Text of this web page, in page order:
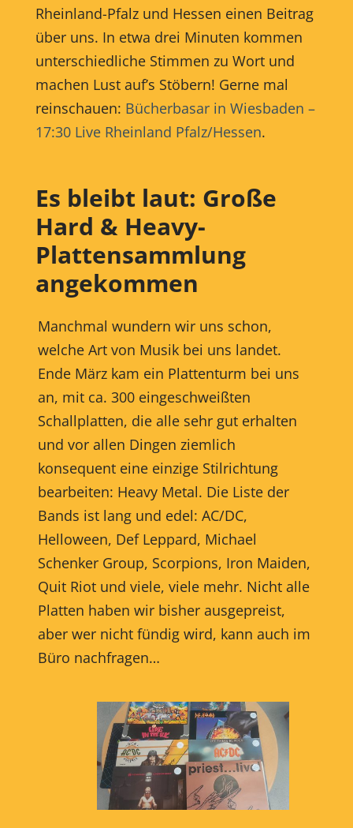
Rheinland-Pfalz und Hessen einen Beitrag
über uns. In etwa drei Minuten kommen
unterschiedliche Stimmen zu Wort und
machen Lust auf’s Stöbern! Gerne mal
reinschauen: Bücherbasar in Wiesbaden –
17:30 Live Rheinland Pfalz/Hessen.
Es bleibt laut: Große
Hard & Heavy-
Plattensammlung
angekommen
Manchmal wundern wir uns schon,
welche Art von Musik bei uns landet.
Ende März kam ein Plattenturm bei uns
an, mit ca. 300 eingeschweißten
Schallplatten, die alle sehr gut erhalten
und vor allen Dingen ziemlich
konsequent eine einzige Stilrichtung
bearbeiten: Heavy Metal. Die Liste der
Bands ist lang und edel: AC/DC,
Helloween, Def Leppard, Michael
Schenker Group, Scorpions, Iron Maiden,
Quit Riot und viele, viele mehr. Nicht alle
Platten haben wir bisher ausgepreist,
aber wer nicht fündig wird, kann auch im
Büro nachfragen…